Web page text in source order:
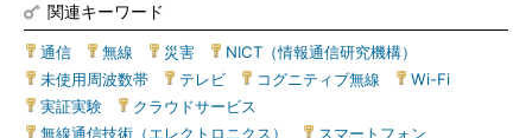
関連キーワード
通信 無線 災害 NICT（情報通信研究機構）
未使用周波数帯
テレビ コグニティブ無線 Wi-Fi
実証実験
クラウドサービス
無線通信技術（エレクトロニクス）
スマートフォン